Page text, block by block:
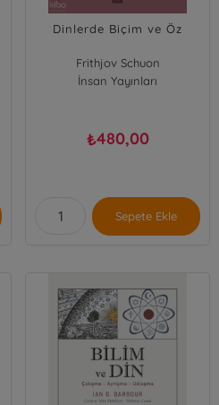
Dinlerde Biçim ve Öz
Frithjov Schuon
İnsan Yayınları
₺480,00
Sepete Ekle